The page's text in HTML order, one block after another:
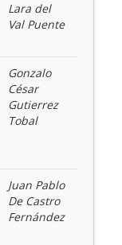
Lara del
Val Puente
Gonzalo
César
Gutierrez
Tobal
Juan Pablo
De Castro
Fernández